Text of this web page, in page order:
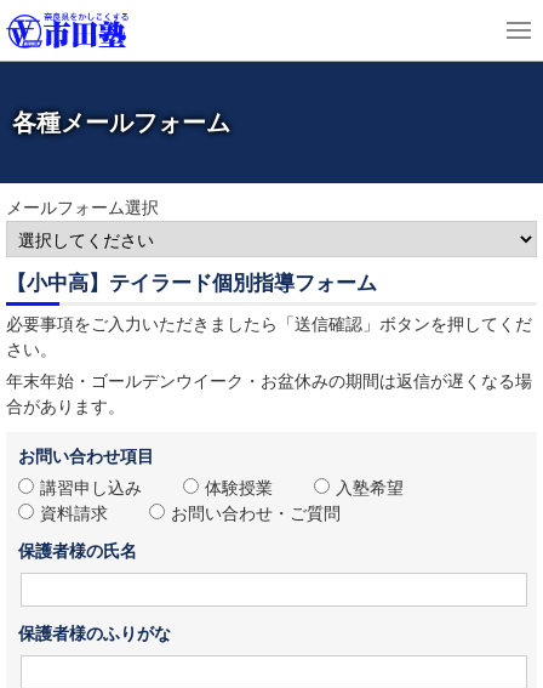
各種メールフォーム
メールフォーム選択
【小中高】テイラード個別指導フォーム
必要事項をご入力いただきましたら「送信確認」ボタンを押してくだ
さい。
年末年始・ゴールデンウイーク・お盆休みの期間は返信が遅くなる場
合があります。
お問い合わせ項目
講習申し込み
体験授業
入塾希望
資料請求
お問い合わせ・ご質問
保護者様の氏名
保護者様のふりがな